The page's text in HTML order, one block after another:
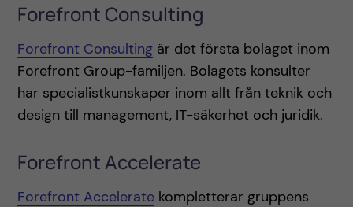
Forefront Consulting
Forefront Consulting är det första bolaget inom
Forefront Group-familjen. Bolagets konsulter
har specialistkunskaper inom allt från teknik och
design till management, IT-säkerhet och juridik.
Forefront Accelerate
Forefront Accelerate kompletterar gruppens